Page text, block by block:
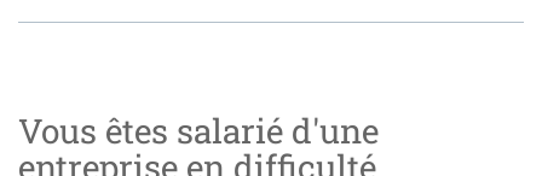
Vous êtes salarié d'une